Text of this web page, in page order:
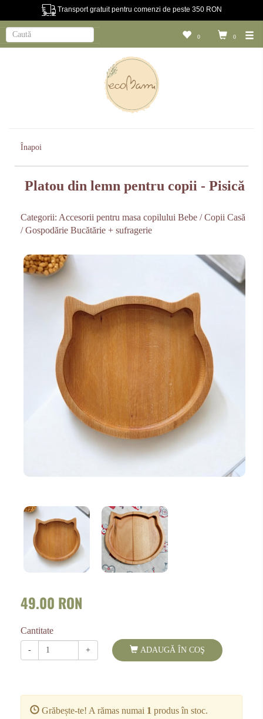
Transport gratuit pentru comenzi de peste 350 RON
0
0
Înapoi
Platou din lemn pentru copii - Pisică
Categorii: Accesorii pentru masa copilului Bebe / Copii Casă
/ Gospodărie Bucătărie + sufragerie
49.00 RON
Cantitate
- + ADAUGĂ ÎN COŞ
Grăbește-te! A rămas numai 1 produs în stoc.